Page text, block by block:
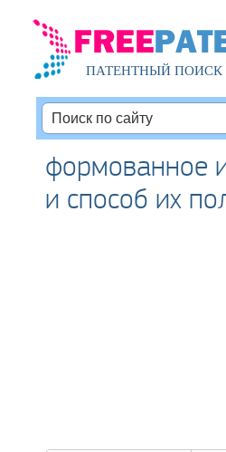
ПАТЕНТНЫЙ ПОИСК
формованное
и способ их